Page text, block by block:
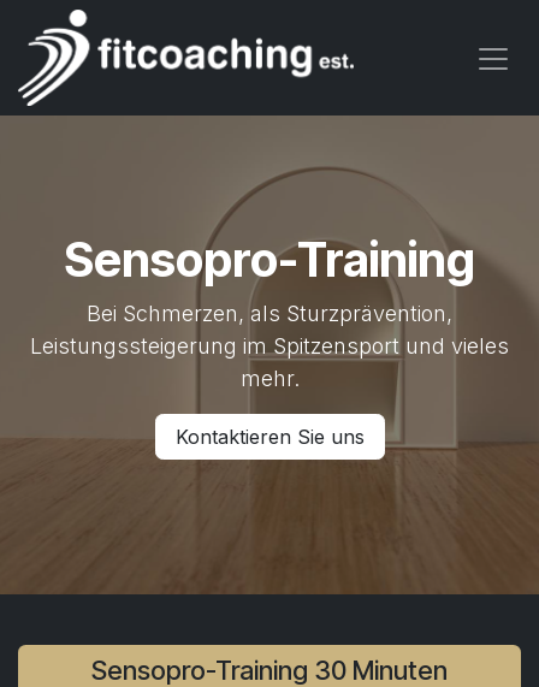
Zum Inhalt springen
Sensopro-Training
Bei Schmerzen, als Sturzprävention,
Leistungssteigerung im Spitzensport und vieles
mehr.
Kontaktieren Sie uns
Sensopro-Training 30 Minuten